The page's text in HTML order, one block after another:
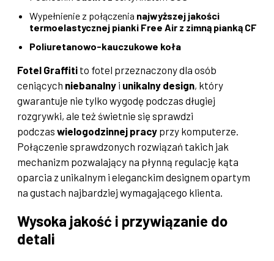
Wypełnienie z połączenia najwyższej jakości
termoelastycznej pianki Free Air z zimną pianką CF
Poliuretanowo-kauczukowe koła
Fotel Graffiti to fotel przeznaczony dla osób
ceniących niebanalny i unikalny design, który
gwarantuje nie tylko wygodę podczas długiej
rozgrywki, ale też świetnie się sprawdzi
podczas wielogodzinnej pracy przy komputerze.
Połączenie sprawdzonych rozwiązań takich jak
mechanizm pozwalający na płynną regulację kąta
oparcia z unikalnym i eleganckim designem opartym
na gustach najbardziej wymagającego klienta.
Wysoka jakość i przywiązanie do
detali